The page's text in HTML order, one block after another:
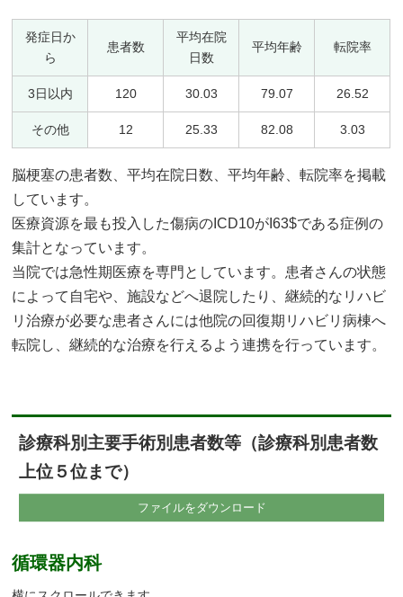
発症日か
ら
患者数
平均在院
日数
平均年齢 転院率
3日以内 120 30.03 79.07 26.52
その他 12 25.33 82.08 3.03
脳梗塞の患者数、平均在院日数、平均年齢、転院率を掲載
しています。
医療資源を最も投入した傷病のICD10がI63$である症例の
集計となっています。
当院では急性期医療を専門としています。患者さんの状態
によって自宅や、施設などへ退院したり、継続的なリハビ
リ治療が必要な患者さんには他院の回復期リハビリ病棟へ
転院し、継続的な治療を行えるよう連携を行っています。
診療科別主要手術別患者数等（診療科別患者数
上位５位まで）
ファイルをダウンロード
循環器内科